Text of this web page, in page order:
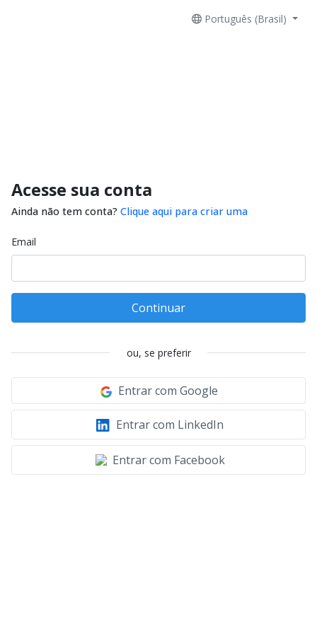
Português (Brasil)
Acesse sua conta
Ainda não tem conta? Clique aqui para criar uma
Email
Continuar
ou, se preferir
Entrar com Google
Entrar com LinkedIn
Entrar com Facebook